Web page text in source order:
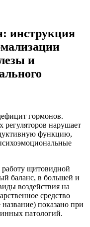
инструкция
и
гормонов.
нарушает
функцию,
щитовидной
баланс, в большей и
воздействия на
средство
показано при
патологий.